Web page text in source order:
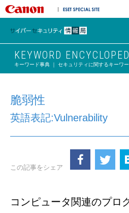
キヤノンマーケティン
KEYWORD
キーワード事典 ｜ セキュリティに関するキーワ
脆弱性
英語表記:Vulnerability
この記事をシェア
コンピュータ関連のプロ